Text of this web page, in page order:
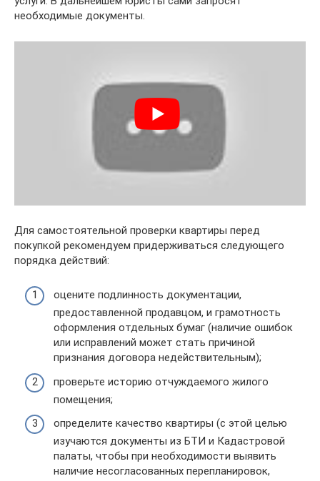
необходимые документы.
Для самостоятельной проверки квартиры перед
покупкой рекомендуем придерживаться следующего
порядка действий:
оцените подлинность документации,
предоставленной продавцом, и грамотность
оформления отдельных бумаг (наличие ошибок
или исправлений может стать причиной
признания договора недействительным);
проверьте историю отчуждаемого жилого
помещения;
определите качество квартиры (с этой целью
изучаются документы из БТИ и Кадастровой
палаты, чтобы при необходимости выявить
наличие несогласованных перепланировок,